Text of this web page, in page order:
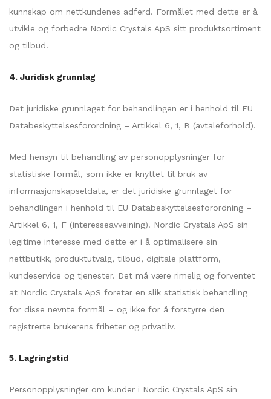
kunnskap om nettkundenes adferd. Formålet med dette er å
utvikle og forbedre Nordic Crystals ApS sitt produktsortiment
og tilbud.
4. Juridisk grunnlag
Det juridiske grunnlaget for behandlingen er i henhold til EU
Databeskyttelsesforordning – Artikkel 6, 1, B (avtaleforhold).
Med hensyn til behandling av personopplysninger for
statistiske formål, som ikke er knyttet til bruk av
informasjonskapseldata, er det juridiske grunnlaget for
behandlingen i henhold til EU Databeskyttelsesforordning –
Artikkel 6, 1, F (interesseavveining). Nordic Crystals ApS sin
legitime interesse med dette er i å optimalisere sin
nettbutikk, produktutvalg, tilbud, digitale plattform,
kundeservice og tjenester. Det må være rimelig og forventet
at Nordic Crystals ApS foretar en slik statistisk behandling
for disse nevnte formål – og ikke for å forstyrre den
registrerte brukerens friheter og privatliv.
5. Lagringstid
Personopplysninger om kunder i Nordic Crystals ApS sin